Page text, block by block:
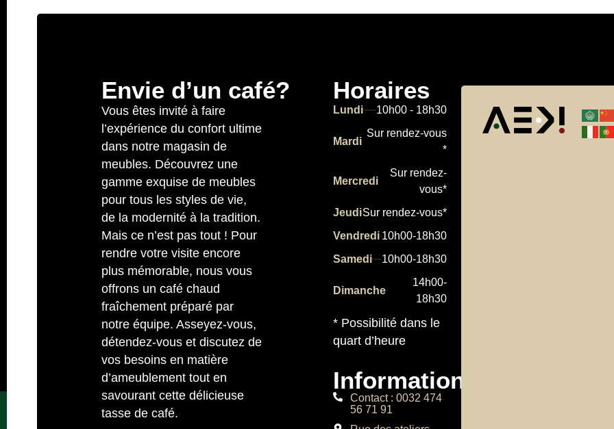
Envie d’un café?
Vous êtes invité à faire
l’expérience du confort ultime
dans notre magasin de
meubles. Découvrez une
gamme exquise de meubles
pour tous les styles de vie,
de la modernité à la tradition.
Mais ce n’est pas tout ! Pour
rendre votre visite encore
plus mémorable, nous vous
offrons un café chaud
fraîchement préparé par
notre équipe. Asseyez-vous,
détendez-vous et discutez de
vos besoins en matière
d’ameublement tout en
savourant cette délicieuse
tasse de café.
Horaires
Lundi 10h00 - 18h30
Mardi
Sur rendez-vous
*
Mercredi
Sur rendez-
vous*
JeudiSur rendez-vous*
Vendredi10h00-18h30
Samedi
10h00-18h30
Dimanche
14h00-
18h30
* Possibilité dans le
quart d’heure
Informations
Contact : 0032 474
56 71 91